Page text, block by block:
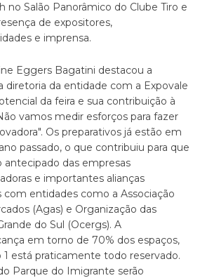
no Salão Panorâmico do Clube Tiro e
de expositores,
e imprensa.
Eggers Bagatini destacou a
diretoria da entidade com a Expovale
da feira e sua contribuição à
vamos medir esforços para fazer
Os preparativos já estão em
passado, o que contribuiu para que
das empresas
e importantes alianças
entidades como a Associação
(Agas) e Organização das
do Sul (Ocergs). A
em torno de 70% dos espaços,
1 está praticamente todo reservado.
Parque do Imigrante serão